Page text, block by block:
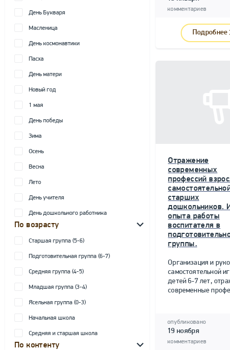
День Букваря
Масленица
День космонавтики
Пасха
День матери
Новый год
1 мая
День победы
Зима
Осень
Весна
Лето
День учителя
День дошкольного работника
По возрасту
Старшая группа (5-6)
Подготовительная группа (6-7)
Средняя группа (4-5)
Младшая группа (3-4)
Ясельная группа (0-3)
Начальная школа
Средняя и старшая школа
По контенту
комментариев
Подробнее
Отражение
современных
профессий
старших
дошкольников.
опыта работы
воспитателя в
группы.
Организация и
самостоятельной
детей 6-7 лет,
современные
опубликовано
19 ноября
комментариев